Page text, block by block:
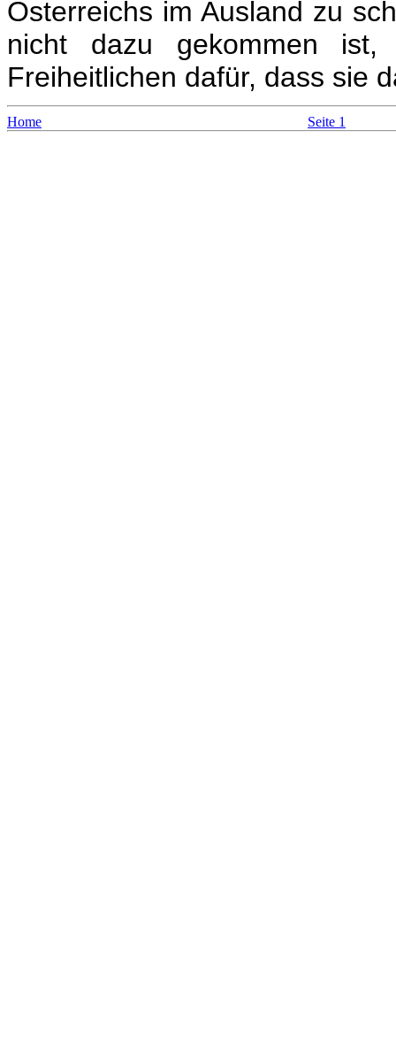
Österreichs im Ausland zu
nicht dazu gekommen
Freiheitlichen dafür, dass sie
Home Seite 1